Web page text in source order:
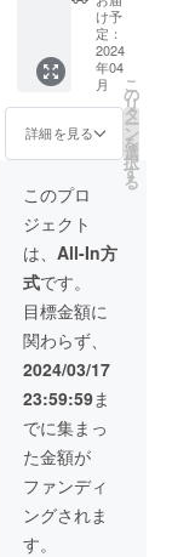
ませ
ん。
を後日
アーカ
イブと
して配
信いた
しま
す。 ご
名前と
顔出し
が可能
な方の
みお申
込みく
ださ
い。 ※
オンラ
イン柔
道教室
の参加
者が
映った
写真・
映像を
野村道
場によ
分間を
お楽し
みくだ
さい！
※開催日
時はご
相談さ
せてい
ただき
ます ※
ご要望
につき
まして
事前に
お打ち
合わせ
させて
いただ
きます
※進行役
として
スタッ
フが1名
参加い
たしま
す
宏が60
分間の
プライ
ベート
柔道教
室 or 講
演会を
実施致
しま
す。 個
人・団
体どち
らでも
可能。
金メダ
リスト
から直
接指導
を受け
る夢の
時間を
お過ご
し下さ
い！
※会場の
確保は
支援者
け予
定：
2024
年04
月
詳細を見る
こ
の
リ
タ
ー
ン
を
選
択
す
る
このプロ
ジェクト
は、 All-In方
式です。
目標金額に
関わらず、
2024/03/17
23:59:59ま
でに集まっ
た金額が
ファンディ
ングされま
す。